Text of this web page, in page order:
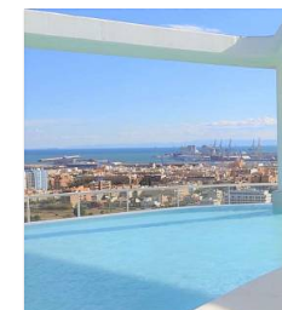
Cert. Energéticos
Contacto
Oficina Canet de Berenguer
Oficina de Moncofa